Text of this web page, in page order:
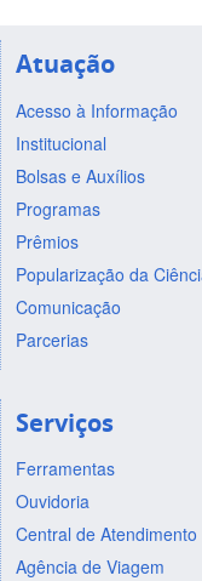
Atuação
Acesso à Informação
Institucional
Bolsas e Auxílios
Programas
Prêmios
Popularização da
Comunicação
Parcerias
Serviços
Ferramentas
Ouvidoria
Central de Atendimento
Agência de Viagem